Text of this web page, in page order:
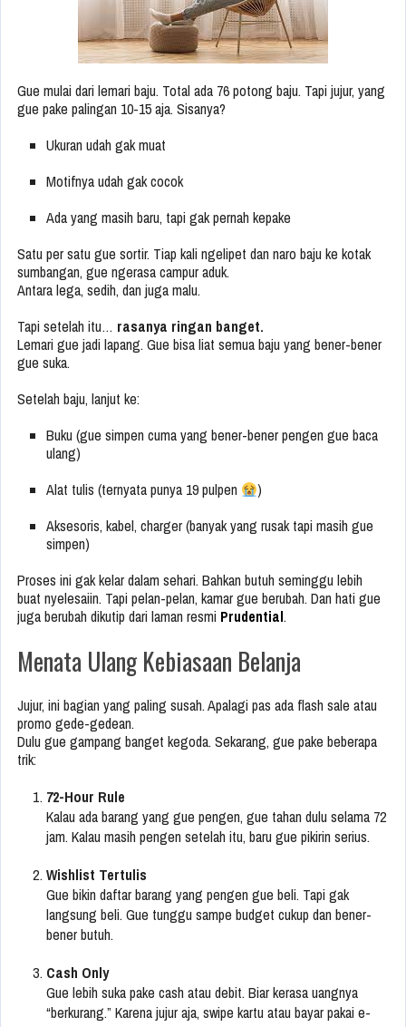
Gue mulai dari lemari baju. Total ada 76 potong baju. Tapi jujur, yang
gue pake palingan 10-15 aja. Sisanya?
Ukuran udah gak muat
Motifnya udah gak cocok
Ada yang masih baru, tapi gak pernah kepake
Satu per satu gue sortir. Tiap kali ngelipet dan naro baju ke kotak
sumbangan, gue ngerasa campur aduk.
Antara lega, sedih, dan juga malu.
Tapi setelah itu… rasanya ringan banget.
Lemari gue jadi lapang. Gue bisa liat semua baju yang bener-bener
gue suka.
Setelah baju, lanjut ke:
Buku (gue simpen cuma yang bener-bener pengen gue baca
ulang)
Alat tulis (ternyata punya 19 pulpen
)
Aksesoris, kabel, charger (banyak yang rusak tapi masih gue
simpen)
Proses ini gak kelar dalam sehari. Bahkan butuh seminggu lebih
buat nyelesaiin. Tapi pelan-pelan, kamar gue berubah. Dan hati gue
juga berubah dikutip dari laman resmi Prudential.
Menata Ulang Kebiasaan Belanja
Jujur, ini bagian yang paling susah. Apalagi pas ada flash sale atau
promo gede-gedean.
Dulu gue gampang banget kegoda. Sekarang, gue pake beberapa
trik:
72-Hour Rule
Kalau ada barang yang gue pengen, gue tahan dulu selama 72
jam. Kalau masih pengen setelah itu, baru gue pikirin serius.
Wishlist Tertulis
Gue bikin daftar barang yang pengen gue beli. Tapi gak
langsung beli. Gue tunggu sampe budget cukup dan bener-
bener butuh.
Cash Only
Gue lebih suka pake cash atau debit. Biar kerasa uangnya
“berkurang.” Karena jujur aja, swipe kartu atau bayar pakai e-